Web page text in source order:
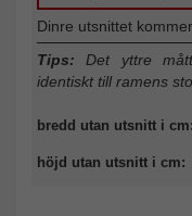
Dinre utsnittet
Tips: Det yttre
identiskt till ramens
bredd utan utsnitt i cm:
höjd utan utsnitt i cm: